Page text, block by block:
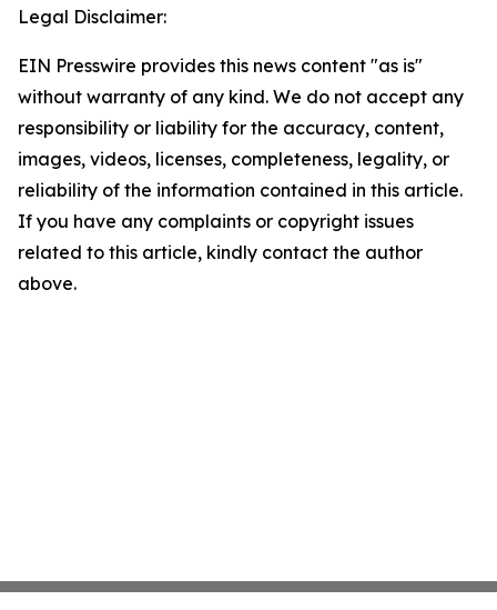
Legal Disclaimer:
EIN Presswire provides this news content "as is"
without warranty of any kind. We do not accept any
responsibility or liability for the accuracy, content,
images, videos, licenses, completeness, legality, or
reliability of the information contained in this article.
If you have any complaints or copyright issues
related to this article, kindly contact the author
above.